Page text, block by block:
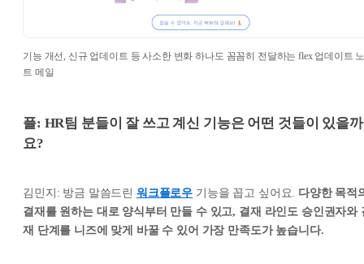
기능 개선, 신규 업데이트 등 사소한 변화 하나도 꼼꼼히 전달하는 flex 업데이트
트 메일
플: HR팀 분들이 잘 쓰고 계신 기능은 어떤 것들이 있을까
요?
김민지: 방금 말씀드린 워크플로우 기능을 꼽고 싶어요. 다양한 목적
결재를 원하는 대로 양식부터 만들 수 있고, 결재 라인도 승인권자와
재 단계를 니즈에 맞게 바꿀 수 있어 가장 만족도가 높습니다.